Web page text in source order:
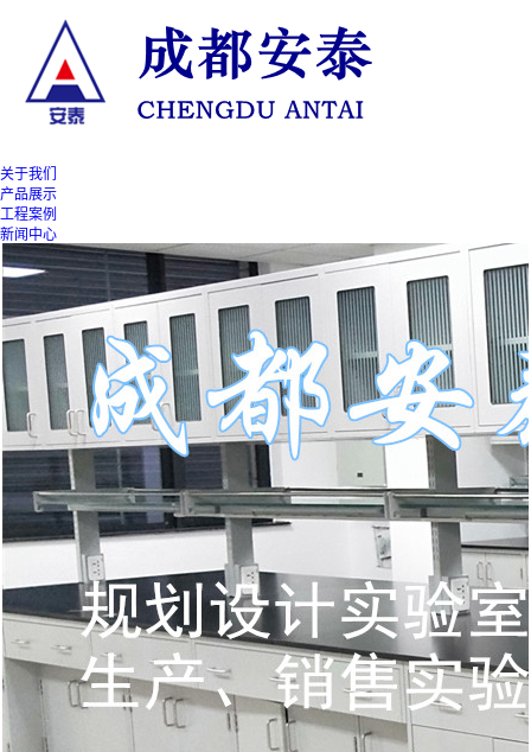
关于我们
产品展示
工程案例
新闻中心